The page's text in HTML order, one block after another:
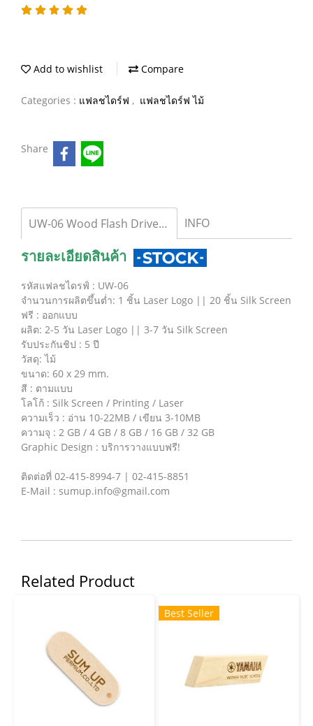
Add to wishlist Compare
Categories : แฟลชไดร์ฟ , แฟลชไดร์ฟ ไม้
Share
UW-06 Wood Flash Drive แฟลชไดร์ฟ ไม้ INFO
รายละเอียดสินค้า
รหัสแฟลชไดรฟ์ : UW-06
จำนวนการผลิตขึ้นต่ำ: 1 ชิ้น Laser Logo || 20 ชิ้น Silk Screen
ฟรี : ออกแบบ
ผลิต: 2-5 วัน Laser Logo || 3-7 วัน Silk Screen
รับประกันชิป : 5 ปี
วัสดุ: ไม้
ขนาด: 60 x 29 mm.
สี : ตามแบบ
โลโก้ : Silk Screen / Printing / Laser
ความเร็ว : อ่าน 10-22MB / เขียน 3-10MB
ความจุ : 2 GB / 4 GB / 8 GB / 16 GB / 32 GB
Graphic Design : บริการวางแบบฟรี!
ติดต่อที่ 02-415-8994-7 | 02-415-8851
E-Mail : sumup.info@gmail.com
Related Product
Best Seller